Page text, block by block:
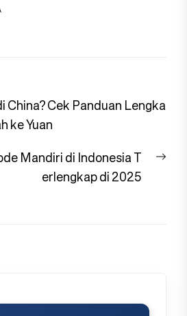
China? Cek Panduan Lengka
ke Yuan
Mandiri di Indonesia T
erlengkap di 2025